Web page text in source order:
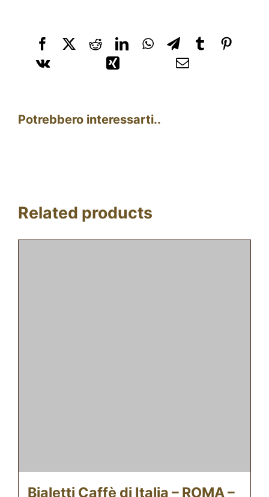
Potrebbero interessarti..
Related products
Bialetti Caffè di Italia – ROMA –